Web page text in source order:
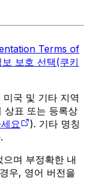
Terms of
보호 선택(쿠키
국 및 기타 지역
표 또는 등록상
요
). 기타 명칭
며 부정확한 내
우, 영어 버전을